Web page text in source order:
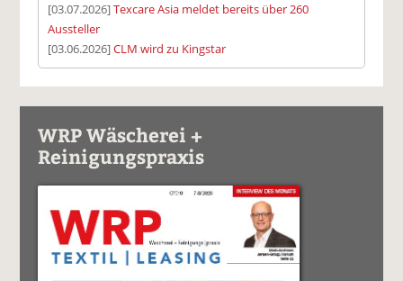
[03.07.2026]Texcare Asia meldet bereits über 260
Aussteller
[03.06.2026]CLM wird zu Kingstar
WRP Wäscherei +
Reinigungspraxis